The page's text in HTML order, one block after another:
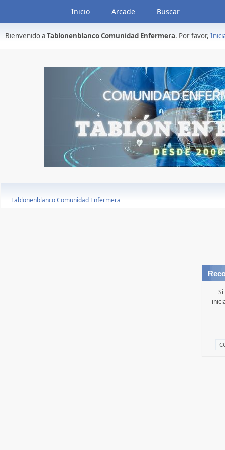
Inicio Arcade Buscar
Bienvenido aTablonenblanco Comunidad Enfermera. Por favor,
Tablonenblanco Comunidad Enfermera